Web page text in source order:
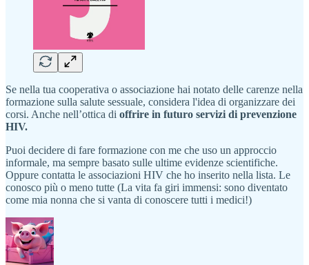
Se nella tua cooperativa o associazione hai notato delle carenze nella
formazione sulla salute sessuale, considera l'idea di organizzare dei
corsi. Anche nell’ottica di offrire in futuro servizi di prevenzione
HIV.
Puoi decidere di fare formazione con me che uso un approccio
informale, ma sempre basato sulle ultime evidenze scientifiche.
Oppure contatta le associazioni HIV che ho inserito nella lista. Le
conosco più o meno tutte (La vita fa giri immensi: sono diventato
come mia nonna che si vanta di conoscere tutti i medici!)